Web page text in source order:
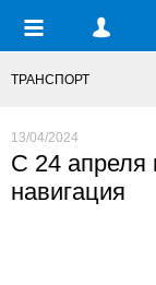
ТРАНСПОРТ
13/04/2024
С 24 апреля
навигация